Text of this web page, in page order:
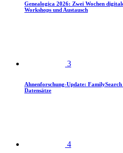
Genealogica 2026: Zwei Wochen
Workshops und Austausch
3
Ahnenforschung-Update:
Datensätze
4